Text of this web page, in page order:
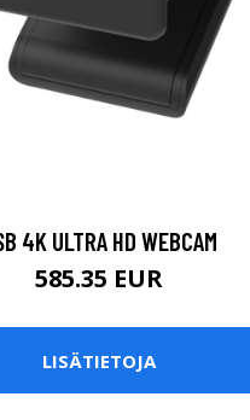
4K ULTRA HD WEBCAM
585.35 EUR
LISÄTIETOJA